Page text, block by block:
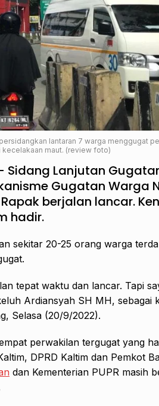
lantaran 7 warga menggugat
kecelakaan maut. (review foto)
Sidang Lanjutan
Gugatan Warga
berjalan lancar.
hadir.
sekitar 20-25 orang warga
tepat waktu dan lancar. Tapi
Ardiansyah SH MH, sebagai
Selasa (20/9/2022).
perwakilan tergugat yang
DPRD Kaltim dan Pemkot
dan Kementerian PUPR masih